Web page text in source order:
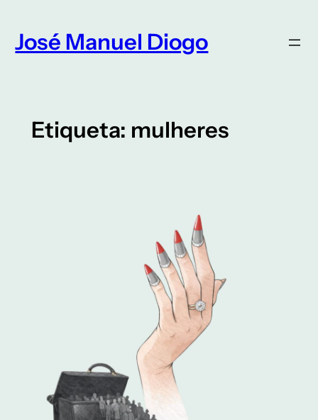
para
José Manuel Diogo
Etiqueta: mulheres